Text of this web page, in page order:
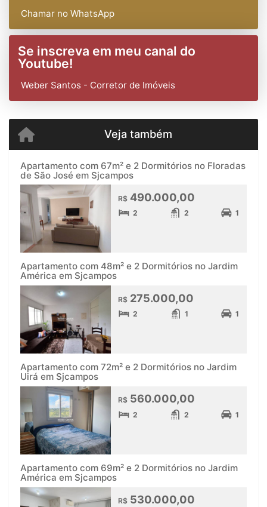
Chamar no WhatsApp
Se inscreva em meu canal do
Youtube!
Weber Santos - Corretor de Imóveis
Veja também
Apartamento com 67m² e 2 Dormitórios no Floradas
de São José em Sjcampos
R$ 490.000,00
2 2 1
Apartamento com 48m² e 2 Dormitórios no Jardim
América em Sjcampos
R$ 275.000,00
2 1 1
Apartamento com 72m² e 2 Dormitórios no Jardim
Uirá em Sjcampos
R$ 560.000,00
2 2 1
Apartamento com 69m² e 2 Dormitórios no Jardim
América em Sjcampos
R$ 530.000,00